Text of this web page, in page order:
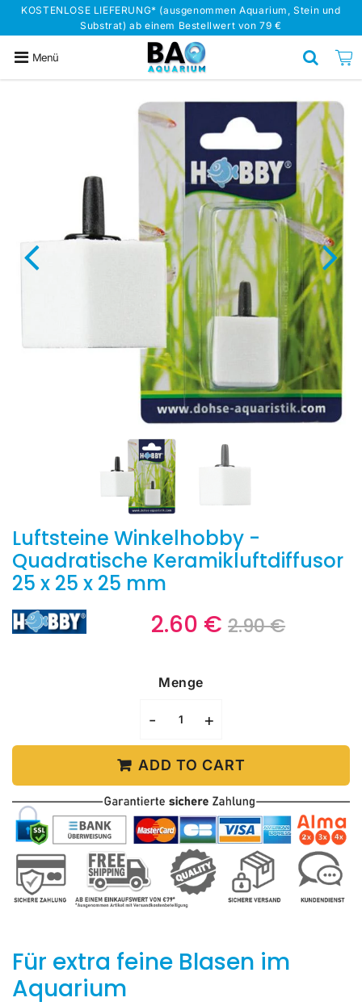
KOSTENLOSE LIEFERUNG* (ausgenommen Aquarium, Stein und
Substrat) ab einem Bestellwert von 79 €
Menü
Luftsteine ​​Winkelhobby -
Quadratische Keramikluftdiffusor
25 x 25 x 25 mm
2.60 € 2.90 €
Menge
- +
ADD TO CART
Für extra feine Blasen im
Aquarium